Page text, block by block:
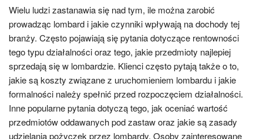
Wielu ludzi zastanawia się nad tym, ile można zarobić
prowadząc lombard i jakie czynniki wpływają na dochody tej
branży. Często pojawiają się pytania dotyczące rentowności
tego typu działalności oraz tego, jakie przedmioty najlepiej
sprzedają się w lombardzie. Klienci często pytają także o to,
jakie są koszty związane z uruchomieniem lombardu i jakie
formalności należy spełnić przed rozpoczęciem działalności.
Inne popularne pytania dotyczą tego, jak oceniać wartość
przedmiotów oddawanych pod zastaw oraz jakie są zasady
udzielania pożyczek przez lombardy. Osoby zainteresowane